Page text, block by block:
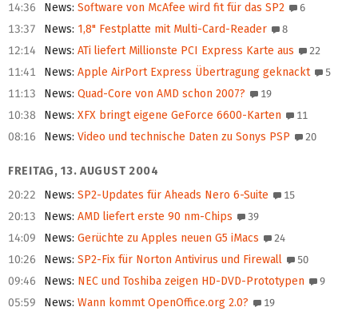
14:36
News: Software von McAfee wird fit für das SP2 6
13:37 News: 1,8" Festplatte mit Multi-Card-Reader 8
12:14 News: ATi liefert Millionste PCI Express Karte aus 22
11:41 News: Apple AirPort Express Übertragung geknackt 5
11:13 News: Quad-Core von AMD schon 2007? 19
10:38 News: XFX bringt eigene GeForce 6600-Karten 11
08:16 News: Video und technische Daten zu Sonys PSP 20
FREITAG, 13. AUGUST 2004
20:22
News: SP2-Updates für Aheads Nero 6-Suite 15
20:13 News: AMD liefert erste 90 nm-Chips 39
14:09 News: Gerüchte zu Apples neuen G5 iMacs 24
10:26 News: SP2-Fix für Norton Antivirus und Firewall 50
09:46 News: NEC und Toshiba zeigen HD-DVD-Prototypen 9
05:59 News: Wann kommt OpenOffice.org 2.0? 19